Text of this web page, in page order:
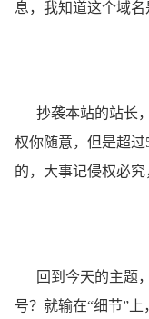
息，我知道这个域名
抄袭本站的站长，
权你随意，但是超
的，大事记侵权必究
回到今天的主题，
号？就输在“细节”